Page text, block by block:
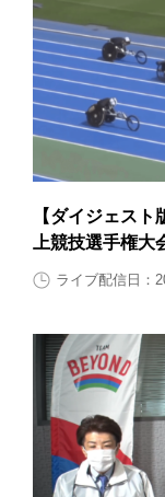
【ダイジェス
上競技選手権
会 競技映像ダ
ライブ配信日：